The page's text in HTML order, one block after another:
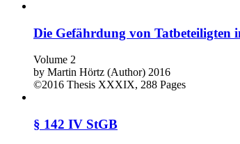
Die Gefährdung von Tatbeteiligten
Volume 2
by Martin Hörtz (Author) 2016
©2016 Thesis XXXIX, 288 Pages
§ 142 IV StGB